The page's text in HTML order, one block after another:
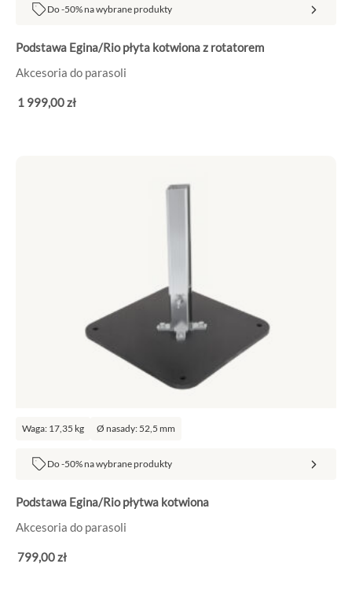
Do -50% na wybrane produkty
Podstawa Egina/Rio płyta kotwiona z rotatorem
Akcesoria do parasoli
1 999,00zł
Waga: 17,35 kg Ø nasady: 52,5 mm
Do -50% na wybrane produkty
Podstawa Egina/Rio płytwa kotwiona
Akcesoria do parasoli
799,00zł